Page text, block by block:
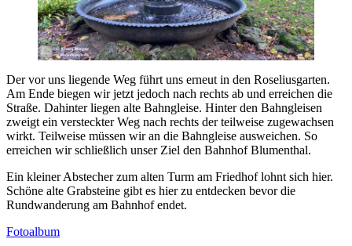
Der vor uns liegende Weg führt uns erneut in den Roseliusgarten.
Am Ende biegen wir jetzt jedoch nach rechts ab und erreichen die
Straße. Dahinter liegen alte Bahngleise. Hinter den Bahngleisen
zweigt ein versteckter Weg nach rechts der teilweise zugewachsen
wirkt. Teilweise müssen wir an die Bahngleise ausweichen. So
erreichen wir schließlich unser Ziel den Bahnhof Blumenthal.
Ein kleiner Abstecher zum alten Turm am Friedhof lohnt sich hier.
Schöne alte Grabsteine gibt es hier zu entdecken bevor die
Rundwanderung am Bahnhof endet.
Fotoalbum